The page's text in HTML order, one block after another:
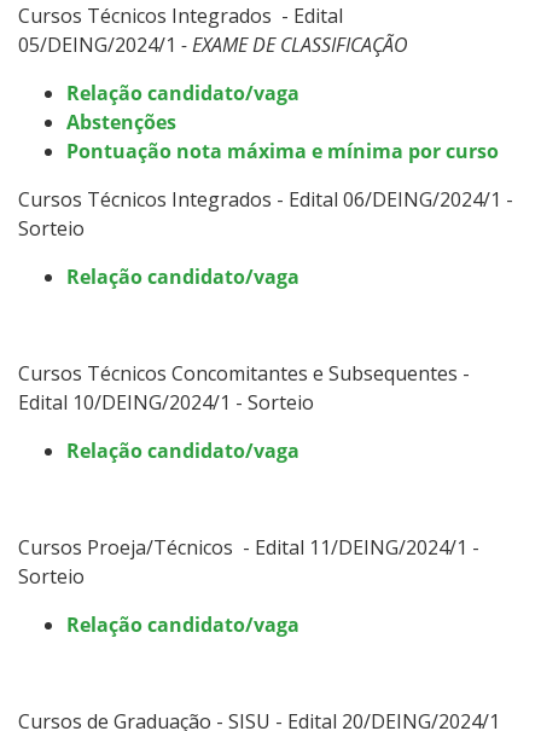
Cursos Técnicos Integrados - Edital
05/DEING/2024/1 - EXAME DE CLASSIFICAÇÃO
Relação candidato/vaga
Abstenções
Pontuação nota máxima e mínima por curso
Cursos Técnicos Integrados - Edital 06/DEING/2024/1 -
Sorteio
Relação candidato/vaga
Cursos Técnicos Concomitantes e Subsequentes -
Edital 10/DEING/2024/1 - Sorteio
Relação candidato/vaga
Cursos Proeja/Técnicos - Edital 11/DEING/2024/1 -
Sorteio
Relação candidato/vaga
Cursos de Graduação - SISU - Edital 20/DEING/2024/1